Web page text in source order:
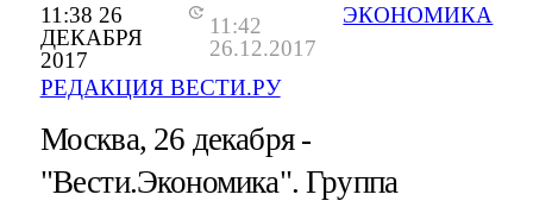
11:38 26
ДЕКАБРЯ
2017
11:42
26.12.2017
РЕДАКЦИЯ ВЕСТИ.РУ
ЭКОНОМИКА
Москва, 26 декабря -
"Вести.Экономика".Группа